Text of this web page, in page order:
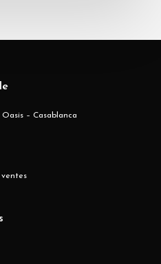
Oasis – Casablanca